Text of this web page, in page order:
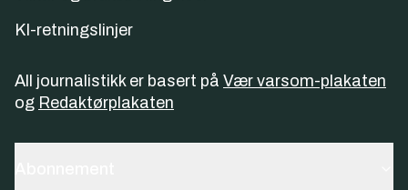
KI-retningslinjer
All journalistikk er basert på Vær varsom-plakaten
og Redaktørplakaten